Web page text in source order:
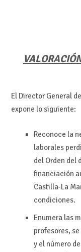
El Director General
expone lo siguiente:
Reconoce la
laborales
del Orden del
financiación
Castilla-La
condiciones.
Enumera las
profesores, se
y el número